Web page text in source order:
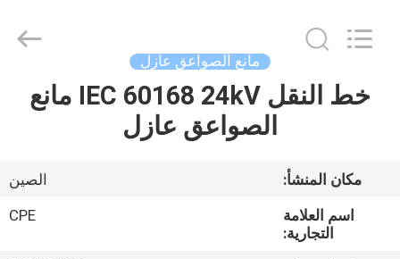
مسكن
معلومات
Electric
Co.,Ltd..
مانع الصواعق عازل
خط النقل IEC 60168 24kV مانع
الصواعق عازل
مكان المنشأ:
الصين
اسم العلامة
التجارية:
CPE